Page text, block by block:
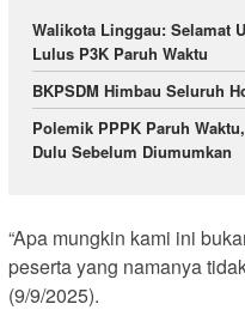
Walikota Linggau: Selamat
Lulus P3K Paruh Waktu
BKPSDM Himbau Seluruh
Polemik PPPK Paruh
Dulu Sebelum Diumumkan
“Apa mungkin kami ini
peserta yang namanya
(9/9/2025).